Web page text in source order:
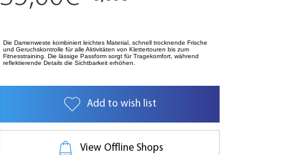
Die Damenweste kombiniert leichtes Material, schnell trocknende Frische
und Geruchskontrolle für alle Aktivitäten von Klettertouren bis zum
Fitnesstraining. Die lässige Passform sorgt für Tragekomfort, während
reflektierende Details die Sichtbarkeit erhöhen.
Add to wish list
View Offline Shops